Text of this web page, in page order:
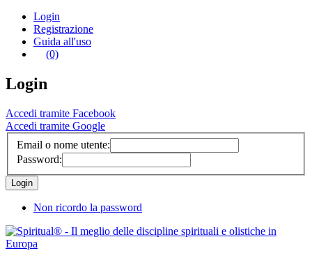
Login
Registrazione
Guida all'uso
(0)
Login
Accedi tramite Facebook
Accedi tramite Google
Email o nome utente:
Password:
Non ricordo la password